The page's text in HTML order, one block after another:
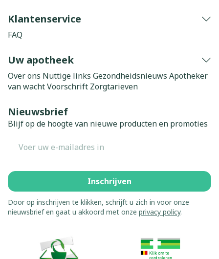
Klantenservice
FAQ
Uw apotheek
Over ons Nuttige links Gezondheidsnieuws Apotheker
van wachtVoorschrift Zorgtarieven
Nieuwsbrief
Blijf op de hoogte van nieuwe producten en promoties
Inschrijven
Door op inschrijven te klikken, schrijft u zich in voor onze
nieuwsbrief en gaat u akkoord met onze privacy policy.